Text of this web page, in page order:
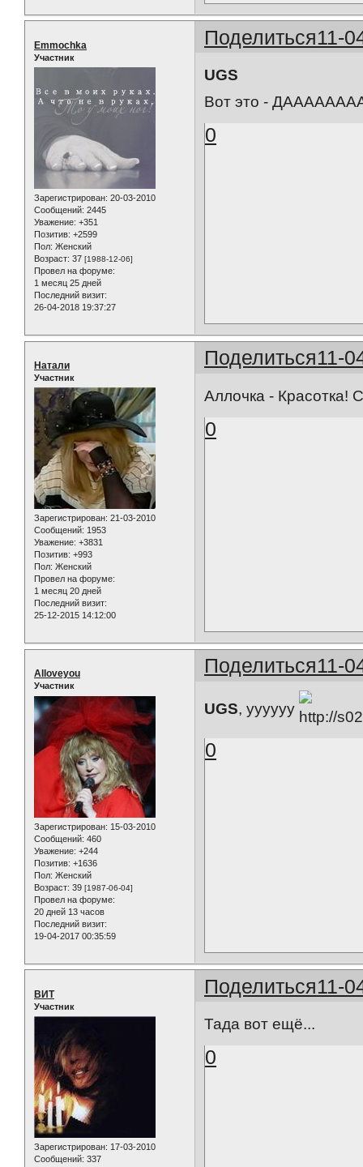
Поделиться11-
Emmochka
Участник
Зарегистрирован: 20-03-2010
Сообщений: 2445
Уважение: +351
Позитив: +2599
Пол: Женский
Возраст: 37 [1988-12-06]
Провел на форуме:
1 месяц 25 дней
Последний визит:
26-04-2018 19:37:27
UGS
Вот это -
0
Поделиться11-
Натали
Участник
Зарегистрирован: 21-03-2010
Сообщений: 1953
Уважение: +3831
Позитив: +993
Пол: Женский
Провел на форуме:
1 месяц 20 дней
Последний визит:
25-12-2015 14:12:00
Аллочка - Красотка!
0
Поделиться11-
Alloveyou
Участник
Зарегистрирован: 15-03-2010
Сообщений: 460
Уважение: +244
Позитив: +1636
Пол: Женский
Возраст: 39 [1987-06-04]
Провел на форуме:
20 дней 13 часов
Последний визит:
19-04-2017 00:35:59
UGS, уууууу
0
Поделиться11-
ВИТ
Участник
Зарегистрирован: 17-03-2010
Сообщений: 337
Тада вот ещё...
0